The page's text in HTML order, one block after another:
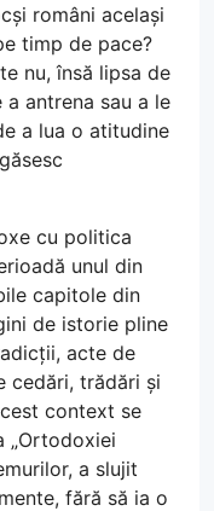
români același
timp de pace?
nu, însă lipsa de
antrena sau a le
a lua o atitudine
cu politica
unul din
capitole din
de istorie pline
acte de
cedări, trădări și
context se
„Ortodoxiei
a slujit
fără să ia o